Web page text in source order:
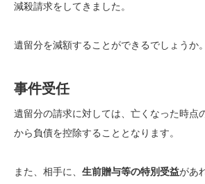
減殺請求をしてきました。
遺留分を減額することができるでしょうか。
事件受任
遺留分の請求に対しては、 亡くなった時点
から負債を控除することとなります。
また、相手に、 生前贈与等の特別受益があ